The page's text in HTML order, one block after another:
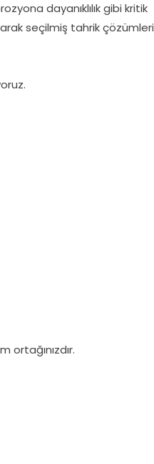
dayanıklılık gibi kritik
seçilmiş tahrik çözümleri